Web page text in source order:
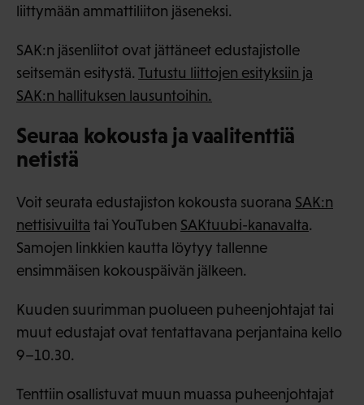
liittymään ammattiliiton jäseneksi.
SAK:n jäsenliitot ovat jättäneet edustajistolle
seitsemän esitystä. Tutustu liittojen esityksiin ja
SAK:n hallituksen lausuntoihin.
Seuraa kokousta ja vaalitenttiä
netistä
Voit seurata edustajiston kokousta suorana SAK:n
nettisivuilta tai YouTuben SAKtuubi-kanavalta.
Samojen linkkien kautta löytyy tallenne
ensimmäisen kokouspäivän jälkeen.
Kuuden suurimman puolueen puheenjohtajat tai
muut edustajat ovat tentattavana perjantaina kello
9–10.30.
Tenttiin osallistuvat muun muassa puheenjohtajat